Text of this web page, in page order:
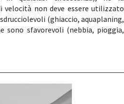
non deve essere utilizzato
(ghiaccio, aquaplaning,
sono sfavorevoli (nebbia, pioggia,